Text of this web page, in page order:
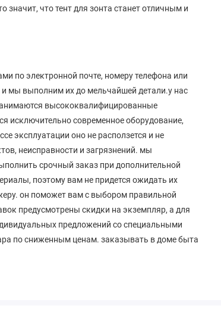
значит, что тент для зонта станет отличным и
по электронной почте, номеру телефона или
и мы выполним их до мельчайшей детали.у нас
высококвалифицированные
исключительно современное оборудование,
эксплуатации оно не расползется и не
неисправности и загрязнений. мы
срочный заказ при дополнительной
поэтому вам не придется ожидать их
он поможет вам с выбором правильной
предусмотрены скидки на экземпляр, а для
предложений со специальными
по сниженным ценам. заказывать в доме быта